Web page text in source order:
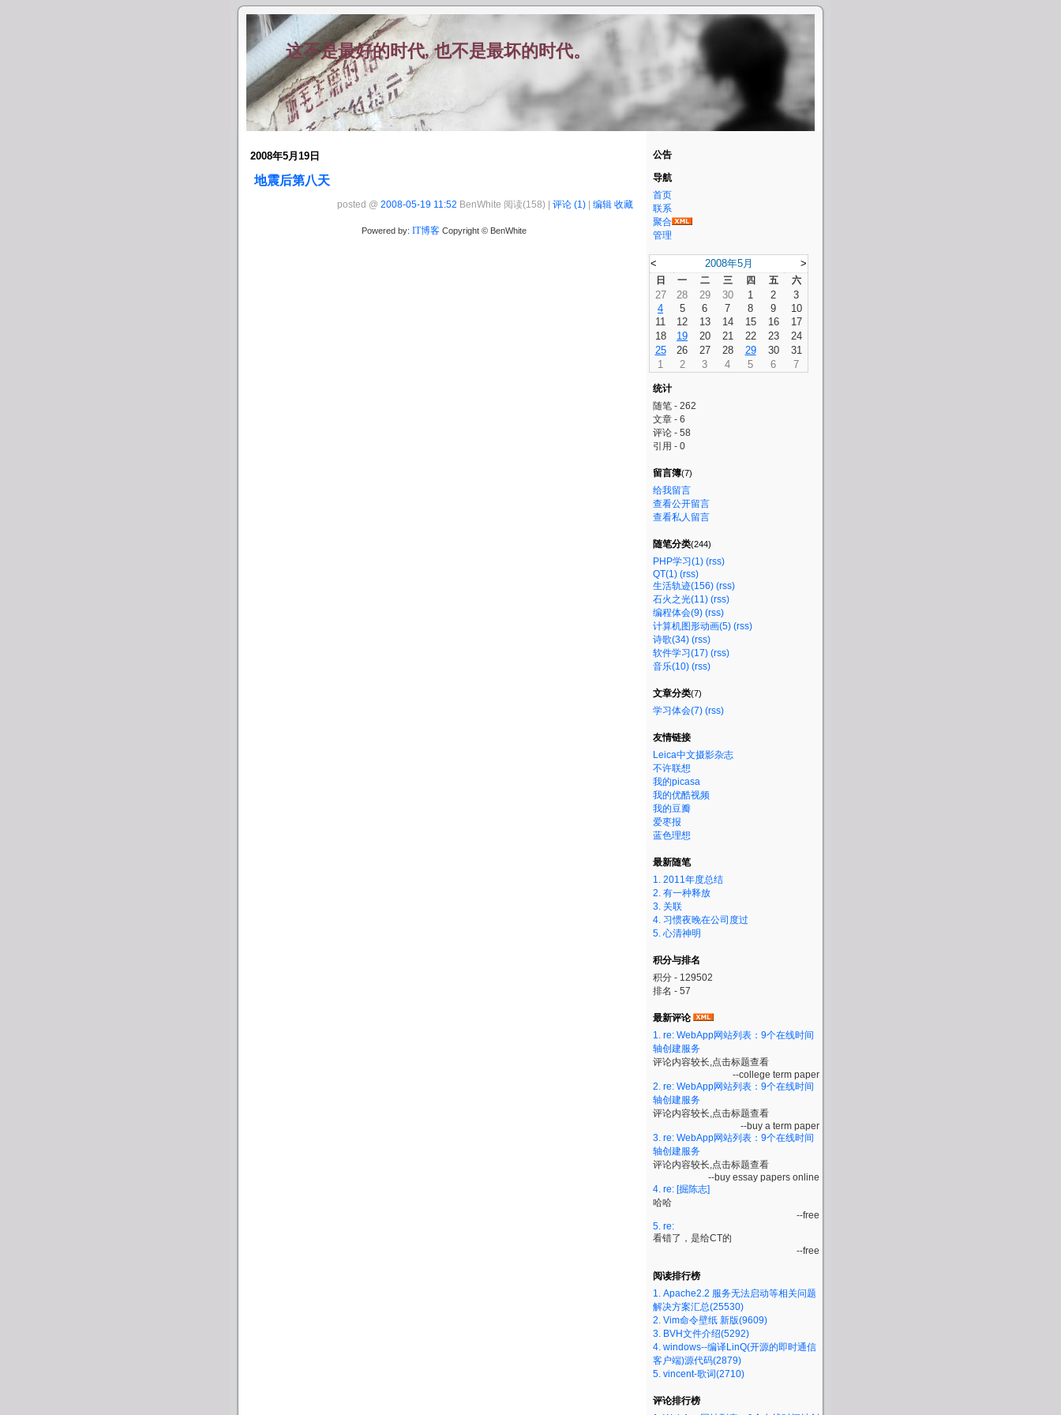
这不是最好的时代, 也不是最坏的时代。
2008年5月19日
地震后第八天
posted @ 2008-05-19 11:52 BenWhite 阅读(158) | 评论 (1) 编辑 收藏
Powered by: IT博客Copyright © BenWhite
公告
导航
首页
联系
聚合
管理
< 2008年5月 >
日 一 二 三 四 五 六
27 28 29 30 1 2
3
4
5 6 7 8 9
10
11
12 13 14 15 16
17
18
19 20 21 22 23
24
25
26 27 28 29 30
31
1
2 3 4 5 6 7
统计
随笔 - 262
文章 - 6
评论 - 58
引用 - 0
留言簿(7)
给我留言
查看公开留言
查看私人留言
随笔分类(244)
PHP学习(1) (rss)
QT(1) (rss)
生活轨迹(156) (rss)
石火之光(11) (rss)
编程体会(9) (rss)
计算机图形动画(5) (rss)
诗歌(34) (rss)
软件学习(17) (rss)
音乐(10) (rss)
文章分类(7)
学习体会(7) (rss)
友情链接
Leica中文摄影杂志
不许联想
我的picasa
我的优酷视频
我的豆瓣
爱枣报
蓝色理想
最新随笔
1. 2011年度总结
2. 有一种释放
3. 关联
4. 习惯夜晚在公司度过
5. 心清神明
积分与排名
积分 - 129502
排名 - 57
最新评论
1. re: WebApp网站列表：9个在线时间
轴创建服务
评论内容较长,点击标题查看
--college term paper
2. re: WebApp网站列表：9个在线时间
轴创建服务
评论内容较长,点击标题查看
--buy a term paper
3. re: WebApp网站列表：9个在线时间
轴创建服务
评论内容较长,点击标题查看
--buy essay papers online
4. re: [掘陈志]
哈哈
--free
5. re:
看错了，是给CT的
--free
阅读排行榜
1. Apache2.2 服务无法启动等相关问题
解决方案汇总(25530)
2. Vim命令壁纸 新版(9609)
3. BVH文件介绍(5292)
4. windows--编译LinQ(开源的即时通信
客户端)源代码(2879)
5. vincent-歌词(2710)
评论排行榜